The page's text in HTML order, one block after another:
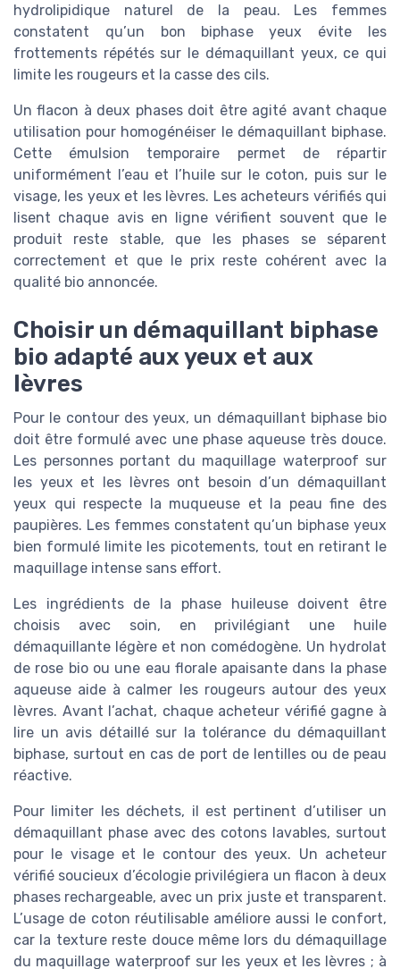
hydrolipidique naturel de la peau. Les femmes
constatent qu’un bon biphase yeux évite les
frottements répétés sur le démaquillant yeux, ce qui
limite les rougeurs et la casse des cils.
Un flacon à deux phases doit être agité avant chaque
utilisation pour homogénéiser le démaquillant biphase.
Cette émulsion temporaire permet de répartir
uniformément l’eau et l’huile sur le coton, puis sur le
visage, les yeux et les lèvres. Les acheteurs vérifiés qui
lisent chaque avis en ligne vérifient souvent que le
produit reste stable, que les phases se séparent
correctement et que le prix reste cohérent avec la
qualité bio annoncée.
Choisir un démaquillant biphase
bio adapté aux yeux et aux
lèvres
Pour le contour des yeux, un démaquillant biphase bio
doit être formulé avec une phase aqueuse très douce.
Les personnes portant du maquillage waterproof sur
les yeux et les lèvres ont besoin d’un démaquillant
yeux qui respecte la muqueuse et la peau fine des
paupières. Les femmes constatent qu’un biphase yeux
bien formulé limite les picotements, tout en retirant le
maquillage intense sans effort.
Les ingrédients de la phase huileuse doivent être
choisis avec soin, en privilégiant une huile
démaquillante légère et non comédogène. Un hydrolat
de rose bio ou une eau florale apaisante dans la phase
aqueuse aide à calmer les rougeurs autour des yeux
lèvres. Avant l’achat, chaque acheteur vérifié gagne à
lire un avis détaillé sur la tolérance du démaquillant
biphase, surtout en cas de port de lentilles ou de peau
réactive.
Pour limiter les déchets, il est pertinent d’utiliser un
démaquillant phase avec des cotons lavables, surtout
pour le visage et le contour des yeux. Un acheteur
vérifié soucieux d’écologie privilégiera un flacon à deux
phases rechargeable, avec un prix juste et transparent.
L’usage de coton réutilisable améliore aussi le confort,
car la texture reste douce même lors du démaquillage
du maquillage waterproof sur les yeux et les lèvres ; à